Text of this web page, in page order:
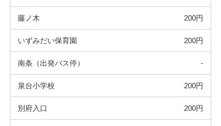
藤ノ木 200円
いずみだい保育園 200円
南条（出発バス停） -
泉台小学校 200円
別府入口 200円